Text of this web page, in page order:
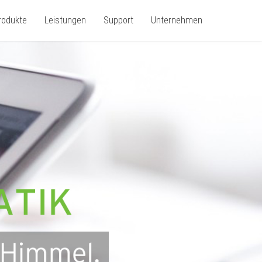
Leistungen Support Unternehmen